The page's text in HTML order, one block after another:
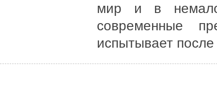
мир и в
современные
испытывает